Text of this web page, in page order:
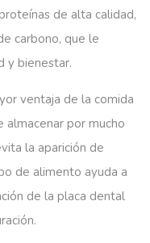
de alta calidad,
carbono, que le
y bienestar.
ventaja de la comida
almacenar por mucho
la aparición de
de alimento ayuda a
de la placa dental